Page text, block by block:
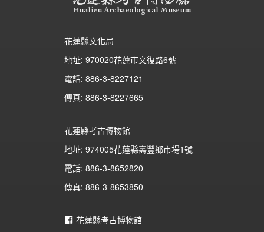
花蓮縣文化局
地址: 970020花蓮市文復路6號
電話: 886-3-8227121
傳真: 886-3-8227665
花蓮縣考古博物館
地址: 974005花蓮縣壽豐鄉市場1號
電話: 886-3-8652820
傳真: 886-3-8653850
花蓮縣考古博物館